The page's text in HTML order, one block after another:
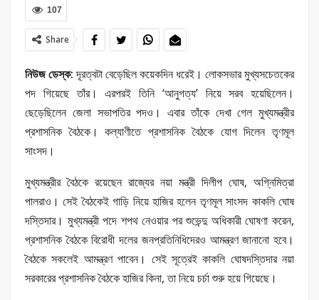
107
Share
নিউজ ডেস্ক:দূরত্বটা বেড়েছিল কয়েকদিন ধরেই। লোকসভার মুখ্যসচেতকের
পদ গিয়েছে তাঁর। এরপরই তিনি ‘আনুগত্য’ নিয়ে সরব হয়েছিলেন।
ছেড়েছিলেন জেলা সভাপতির পদও। এবার তাঁকে দেখা গেল মুখ্যমন্ত্রীর
প্রশাসনিক বৈঠকে। কল্যাণীতে প্রশাসনিক বৈঠকে যোগ দিলেন তৃণমূল
সাংসদ।
মুখ্যমন্ত্রীর বৈঠকে রয়েছেন রাজ্যের নয়া মন্ত্রী দিলীপ ঘোষ, অগ্নিমিত্রা
পালরাও। সেই বৈঠকেই গাড়ি নিয়ে হাজির হলেন তৃণমূল সাংসদ কাকলি ঘোষ
দস্তিদার। মুখ্যমন্ত্রী পদে শপথ নেওয়ার পর শুভেন্দু অধিকারী ঘোষণা করেন,
প্রশাসনিক বৈঠকে বিরোধী দলের জনপ্রতিনিধিদেরও আমন্ত্রণ জানানো হবে।
বৈঠকে সকলেই আমন্ত্রণ পাবেন। সেই সূত্রেই কাকলি ঘোষদস্তিদার নয়া
সরকারের প্রশাসনিক বৈঠকে হাজির কিনা, তা নিয়ে চর্চা শুরু হয়ে গিয়েছে।